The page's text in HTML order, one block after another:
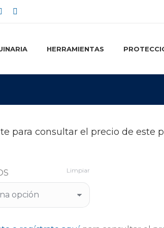
Linkedin
HERRAMIENTAS
para consultar el precio de este
Limpiar